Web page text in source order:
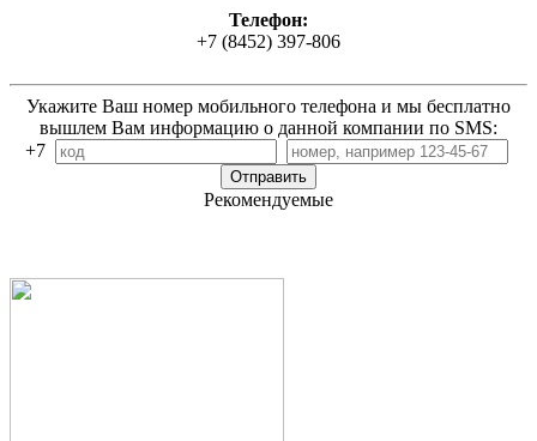
Телефон:
+7 (8452) 397-806
Укажите Ваш номер мобильного телефона и мы бесплатно
вышлем Вам информацию о данной компании по SMS:
+7
Рекомендуемые